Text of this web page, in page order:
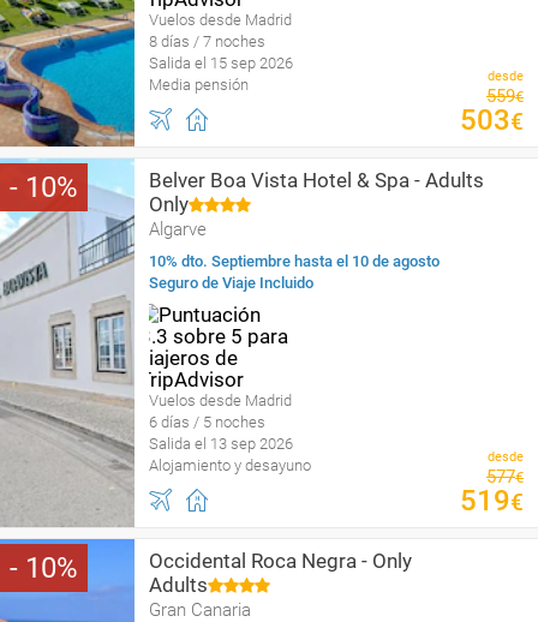
Vuelos desde Madrid
8 días / 7 noches
Salida el 15 sep 2026
Media pensión
desde
559€
503€
10
Belver Boa Vista Hotel & Spa - Adults
Only
Algarve
10% dto. Septiembre hasta el 10 de agosto
Seguro de Viaje Incluido
Vuelos desde Madrid
6 días / 5 noches
Salida el 13 sep 2026
Alojamiento y desayuno
desde
577€
519€
10
Occidental Roca Negra - Only
Adults
Gran Canaria